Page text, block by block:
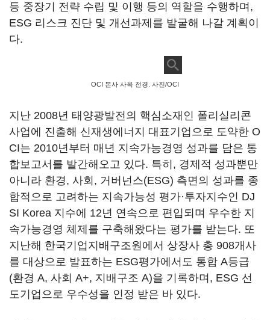
등 중장기 전략 수립 및 이행 등의 역할을 수행하며,
ESG 리스크 진단 및 개선과제를 발굴해 나갈 계획이
다.
OCI 본사 사옥 전경. 사진/OCI
지난 2008년 태양광발전의 핵심소재인 폴리실리콘
사업에 진출해 신재생에너지 대표기업으로 도약한 O
CI는 2010년부터 매년 지속가능경영 성과를 담은 통
합보고서를 발간해오고 있다. 특히, 경제적 성과뿐만
아니라 환경, 사회, 거버넌스(ESG) 측면의 성과를 종
합적으로 고려하는 지속가능성 평가·투자지수인 DJ
SI Korea 지수에 12년 연속으로 편입되며 우수한 지
속가능경영 체제를 구축해왔다는 평가를 받는다. 또
지난해 한국기업지배구조원에서 상장사 총 908개사
를 대상으로 발표하는 ESG평가에서도 통합 A등급
(환경 A, 사회 A+, 지배구조 A)을 기록하며, ESG 선
도기업으로 우수성을 인정 받은 바 있다.